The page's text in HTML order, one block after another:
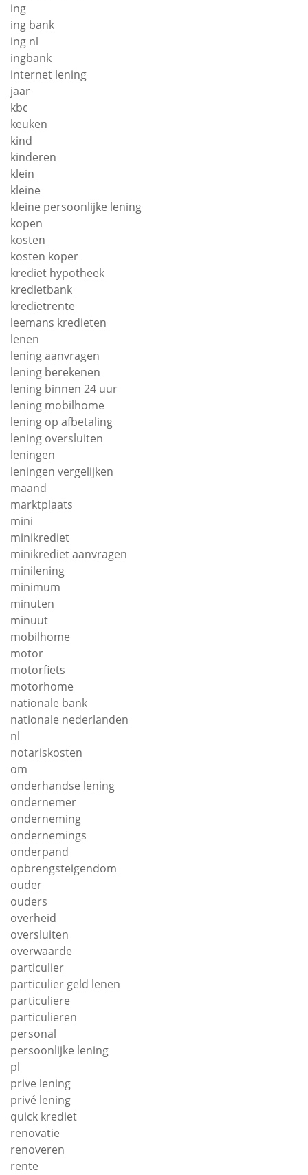
ing
ing bank
ing nl
ingbank
internet lening
jaar
kbc
keuken
kind
kinderen
klein
kleine
kleine persoonlijke lening
kopen
kosten
kosten koper
krediet hypotheek
kredietbank
kredietrente
leemans kredieten
lenen
lening aanvragen
lening berekenen
lening binnen 24 uur
lening mobilhome
lening op afbetaling
lening oversluiten
leningen
leningen vergelijken
maand
marktplaats
mini
minikrediet
minikrediet aanvragen
minilening
minimum
minuten
minuut
mobilhome
motor
motorfiets
motorhome
nationale bank
nationale nederlanden
nl
notariskosten
om
onderhandse lening
ondernemer
onderneming
ondernemings
onderpand
opbrengsteigendom
ouder
ouders
overheid
oversluiten
overwaarde
particulier
particulier geld lenen
particuliere
particulieren
personal
persoonlijke lening
pl
prive lening
privé lening
quick krediet
renovatie
renoveren
rente